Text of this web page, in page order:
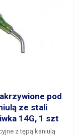
pod
ze stali
14G, 1 szt
z tępą kaniulą